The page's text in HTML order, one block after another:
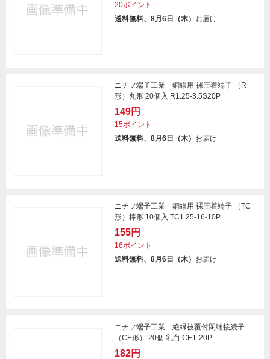
20ポイント
送料無料、8月6日（木） お届け
ニチフ端子工業 銅線用 裸圧着端子 （R
形）丸形 20個入 R1.25-3.5S20P
149円
15ポイント
送料無料、8月6日（木） お届け
ニチフ端子工業 銅線用 裸圧着端子 （TC
形）棒形 10個入 TC1.25-16-10P
155円
16ポイント
送料無料、8月6日（木） お届け
ニチフ端子工業 絶縁被覆付閉端接続子
（CE形） 20個 乳白 CE1-20P
182円